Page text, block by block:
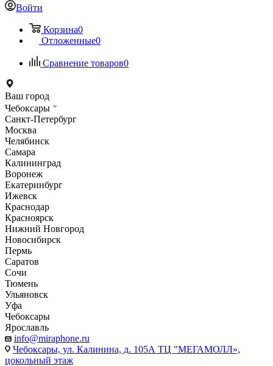
Войти
Корзина0
Отложенные0
Сравнение товаров0
Ваш город
Чебоксары
Санкт-Петербург
Москва
Челябинск
Самара
Калининград
Воронеж
Екатеринбург
Ижевск
Краснодар
Красноярск
Нижний Новгород
Новосибирск
Пермь
Саратов
Сочи
Тюмень
Ульяновск
Уфа
Чебоксары
Ярославль
info@miraphone.ru
Чебоксары, ул. Калинина, д. 105А ТЦ "МЕГАМОЛЛ»,
цокольный этаж